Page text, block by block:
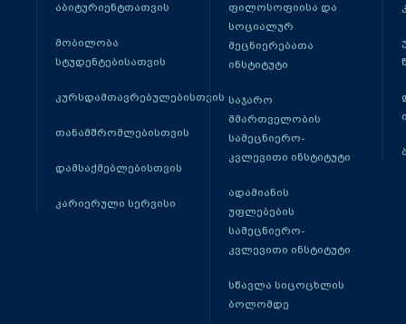
აბიტურიენტთათვის
მობილობა
სტუდენტებისათვის
კურსდამთავრებულებისთვის
თანამშრომლებისთვის
დამსაქმებლებისთვის
კარიერული სერვისი
ფილოსოფიისა და
სოციალურ
მეცნიერებათა
ინსტიტუტი
საჯარო
მმართველობის
სამეცნიერო-
კვლევითი ინსტიტუტი
ადამიანის
უფლებების
სამეცნიერო-
კვლევითი ინსტიტუტი
სწავლა სიცოცხლის
ბოლომდე